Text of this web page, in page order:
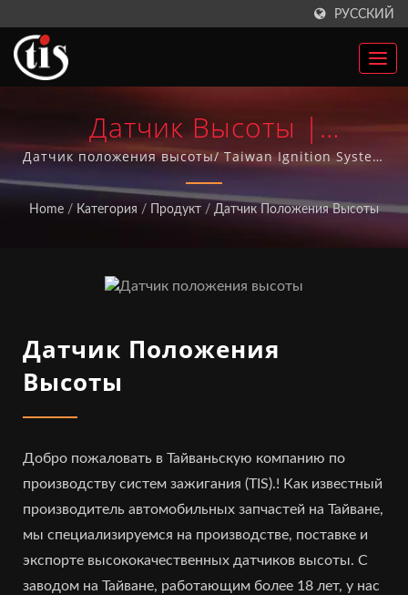
РУССКИЙ
Датчик Высоты |
Производитель
Автозапчастей Из Тайваня,
Катушки Зажигания |
Taiwan Ignition System Co.,
Датчик положения высоты/ Taiwan Ignition System
Co., Ltd. имеет более 20 лет опыта производства
автозапчастей и более 10 лет достигла системы
качества ISO-9001. Все наши автозапчасти
Home / Категория / Продукт / Датчик Положения Высоты
Датчик Положения
Высоты
Добро пожаловать в Тайваньскую компанию по
производству систем зажигания (TIS).! Как известный
производитель автомобильных запчастей на Тайване,
мы специализируемся на производстве, поставке и
экспорте высококачественных датчиков высоты. С
заводом на Тайване, работающим более 18 лет, у нас